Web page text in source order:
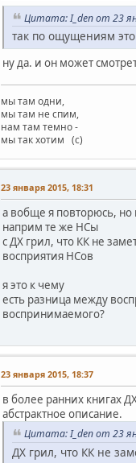
Цитата: I_den от 23
так по ощущениям
ну да. и он может
мы там одни,
мы там не спим,
нам там темно -
мы так хотим (с)
23 января 2015, 18:31
а вобще я повторюсь, но
наприм те же НСы
с ДХ грил, что КК не
восприятия НСов
я это к чему
есть разница между
воспринимаемого?
23 января 2015, 18:37
в более ранних книгах
абстрактное описание.
Цитата: I_den от 23
ДХ грил, что КК не